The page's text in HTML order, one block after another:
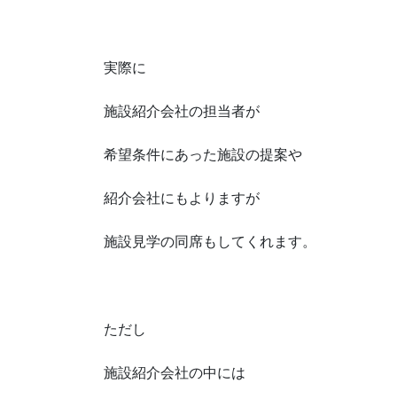
実際に
施設紹介会社の担当者が
希望条件にあった施設の提案や
紹介会社にもよりますが
施設見学の同席もしてくれます。
ただし
施設紹介会社の中には